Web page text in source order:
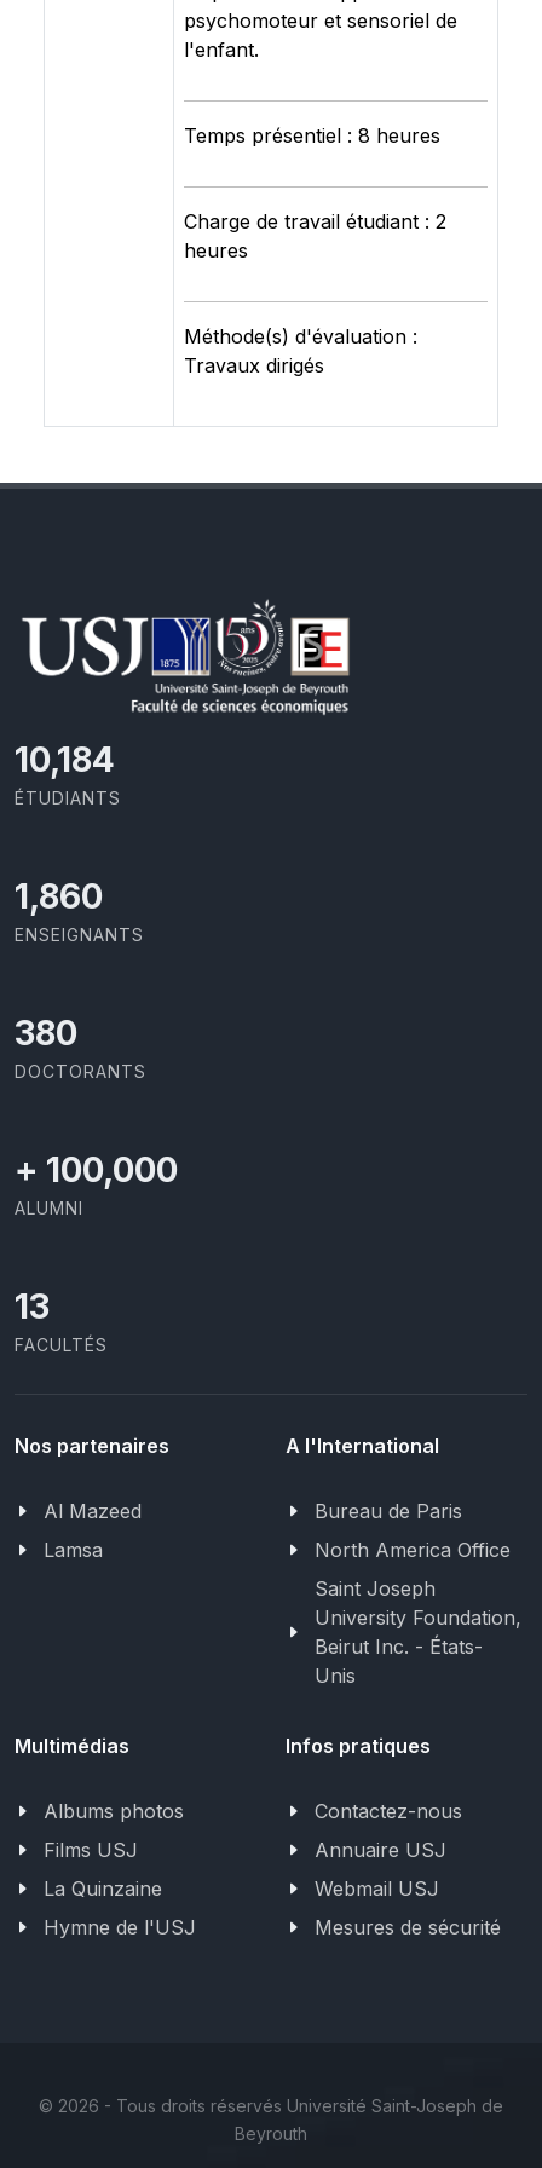
psychomoteur et sensoriel de
l'enfant.
Temps présentiel : 8 heures
Charge de travail étudiant : 2
heures
Méthode(s) d'évaluation :
Travaux dirigés
10,801
ÉTUDIANTS
1,973
ENSEIGNANTS
403
DOCTORANTS
+ 100,000
ALUMNI
13
FACULTÉS
Nos partenaires
Al Mazeed
Lamsa
A l'International
Bureau de Paris
North America Office
Saint Joseph
University Foundation,
Beirut Inc. - États-
Unis
Multimédias
Albums photos
Films USJ
La Quinzaine
Hymne de l'USJ
Infos pratiques
Contactez-nous
Annuaire USJ
Webmail USJ
Mesures de sécurité
© 2026 - Tous droits réservés Université Saint-Joseph de
Beyrouth